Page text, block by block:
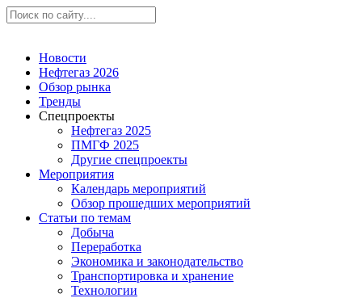
Новости
Нефтегаз 2026
Обзор рынка
Тренды
Спецпроекты
Нефтегаз 2025
ПМГФ 2025
Другие спецпроекты
Мероприятия
Календарь мероприятий
Обзор прошедших мероприятий
Статьи по темам
Добыча
Переработка
Экономика и законодательство
Транспортировка и хранение
Технологии